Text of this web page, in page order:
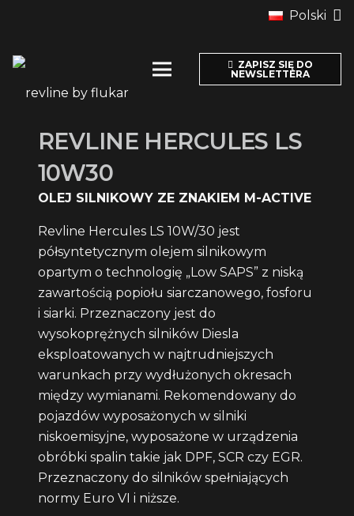
Polski
ZAPISZ SIĘ DO
NEWSLETTERA
REVLINE HERCULES LS
10W30
OLEJ SILNIKOWY ZE ZNAKIEM M-ACTIVE
Revline Hercules LS 10W/30 jest
półsyntetycznym olejem silnikowym
opartym o technologię „Low SAPS” z niską
zawartością popiołu siarczanowego, fosforu
i siarki. Przeznaczony jest do
wysokoprężnych silników Diesla
eksploatowanych w najtrudniejszych
warunkach przy wydłużonych okresach
między wymianami. Rekomendowany do
pojazdów wyposażonych w silniki
niskoemisyjne, wyposażone w urządzenia
obróbki spalin takie jak DPF, SCR czy EGR.
Przeznaczony do silników spełniających
normy Euro VI i niższe.